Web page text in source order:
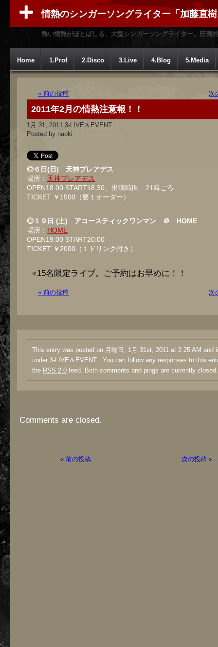
情熱のシンガーソングライター「加藤直
熱い情熱がほとばしる、大型シンガーソングライター。圧倒
Home 1.Prof 2.Disco 3.Live 4.Blog 5.Media
« 前の投稿 次
2011年2月の情熱注意報！！
1月 31, 2011 3-LIVE＆EVENT
Posted by naoki
◎６日(日) 天神プレアデス
場所： 天神プレアデス
OPEN18:00 START18:30、出演時間 21時ごろ
TICKET ￥1500（要１オーダー）
◎１９日 (土) アコースティックワンマン ＠ HOME
場所： HOME
OPEN19:00 START20:00
TICKET ￥2000（１ドリンク付き）
※15名限定ライブ。ご予約はお早めに！！
« 前の投稿 次
This entry was posted on 月曜日, 1月 31st, 2011 at 2:25 AM and
under 3-LIVE＆EVENT . You can follow any responses to this
the RSS 2.0 feed. Both comments and pings are currently closed.
Comments are closed.
« 前の投稿 次の投稿 »